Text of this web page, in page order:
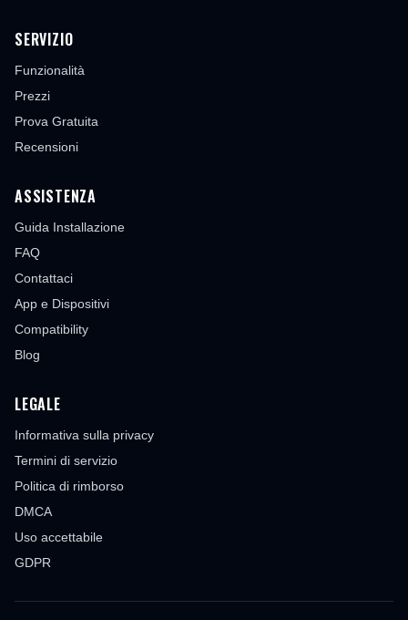
SERVIZIO
Funzionalità
Prezzi
Prova Gratuita
Recensioni
ASSISTENZA
Guida Installazione
FAQ
Contattaci
App e Dispositivi
Compatibility
Blog
LEGALE
Informativa sulla privacy
Termini di servizio
Politica di rimborso
DMCA
Uso accettabile
GDPR